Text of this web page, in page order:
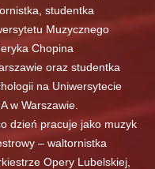
studentka
Muzycznego
Chopina
oraz studentka
na Uniwersytecie
w Warszawie.
dzień pracuje jako muzyk
– waltornistka
Opery Lubelskiej,